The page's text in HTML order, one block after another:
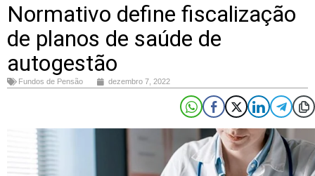
Normativo define fiscalização
de planos de saúde de
autogestão
Fundos de Pensão dezembro 7, 2022